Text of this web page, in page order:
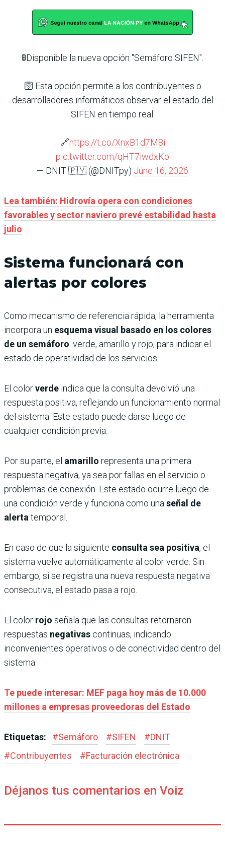
🚦Disponible la nueva opción "Semáforo SIFEN".
🛜 Esta opción permite a los contribuyentes o
desarrolladores informáticos observar el estado del
SIFEN en tiempo real.
🔗https://t.co/XnxB1d7M8i
pic.twitter.com/qHT7iwdxKo
— DNIT 🇵🇾 (@DNITpy) June 16, 2026
Lea también: Hidrovía opera con condiciones
favorables y sector naviero prevé estabilidad hasta
julio
Sistema funcionará con
alertas por colores
Como mecanismo de referencia rápida, la herramienta
incorpora un esquema visual basado en los colores
de un semáforo: verde, amarillo y rojo, para indicar el
estado de operatividad de los servicios.
El colorverde indica que la consulta devolvió una
respuesta positiva, reflejando un funcionamiento normal
del sistema. Este estado puede darse luego de
cualquier condición previa.
Por su parte, el amarillo representa una primera
respuesta negativa, ya sea por fallas en el servicio o
problemas de conexión. Este estado ocurre luego de
una condición verde y funciona como unaseñal de
alertatemporal.
En caso de que la siguiente consulta sea positiva, el
sistema vuelve automáticamente al color verde. Sin
embargo, si se registra una nueva respuesta negativa
consecutiva, el estado pasa a rojo.
El color rojo señala que las consultas retornaron
respuestas negativas continuas, indicando
inconvenientes operativos o de conectividad dentro del
sistema.
Te puede interesar: MEF paga hoy más de 10.000
millones a empresas proveedoras del Estado
Etiquetas: #Semáforo #SIFEN #DNIT
#Contribuyentes #Facturación electrónica
Déjanos tus comentarios en Voiz